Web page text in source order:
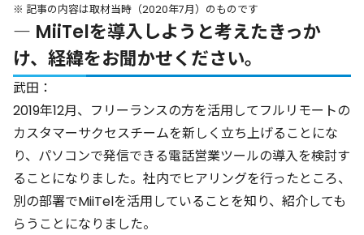
※ 記事の内容は取材当時（2020年7月）のものです
― MiiTelを導入しようと考えたきっか
け、経緯をお聞かせください。
武田：
2019年12月、フリーランスの方を活用してフルリモートの
カスタマーサクセスチームを新しく立ち上げることにな
り、パソコンで発信できる電話営業ツールの導入を検討す
ることになりました。社内でヒアリングを行ったところ、
別の部署でMiiTelを活用していることを知り、紹介しても
らうことになりました。